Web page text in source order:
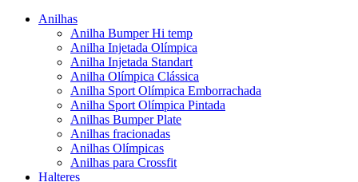
Anilhas
Anilha Bumper Hi temp
Anilha Injetada Olímpica
Anilha Injetada Standart
Anilha Olímpica Clássica
Anilha Sport Olímpica Emborrachada
Anilha Sport Olímpica Pintada
Anilhas Bumper Plate
Anilhas fracionadas
Anilhas Olímpicas
Anilhas para Crossfit
Halteres